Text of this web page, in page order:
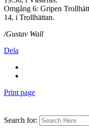
Omgång 6: Gripen
14, i Trollhättan.
/Gustav Wall
Dela
Print page
Search for: